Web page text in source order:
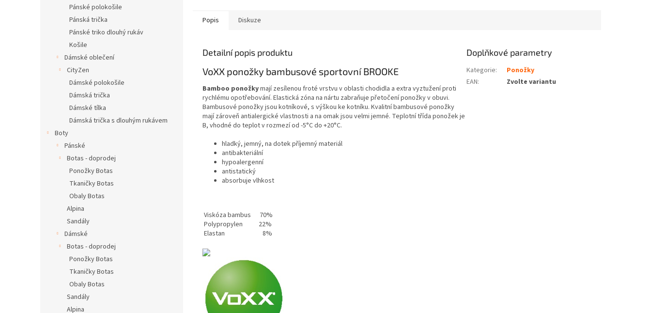
Pánské polokošile
Pánská trička
Pánské triko dlouhý rukáv
Košile
Dámské oblečení
CityZen
Dámské polokošile
Dámská trička
Dámské tílka
Dámská trička s dlouhým rukávem
Boty
Pánské
Botas - doprodej
Ponožky Botas
Tkaničky Botas
Obaly Botas
Alpina
Sandály
Dámské
Botas - doprodej
Ponožky Botas
Tkaničky Botas
Obaly Botas
Sandály
Alpina
Popis Diskuze
Detailní popis produktu
VoXX ponožky bambusové sportovní BROOKE
Bamboo ponožkymají zesílenou froté vrstvu v oblasti chodidla a extra vyztužení proti
rychlému opotřebování. Elastická zóna na nártu zabraňuje přetočení ponožky v obuvi.
Bambusové ponožky jsou kotníkové, s výškou ke kotníku. Kvalitní bambusové ponožky
mají zároveň antialergické vlastnosti a na omak jsou velmi jemné. Teplotní třída ponožek je
B, vhodné do teplot v rozmezí od -5°C do +20°C.
hladký, jemný, na dotek příjemný materiál
antibakteriální
hypoalergenní
antistatický
absorbuje vlhkost
Viskóza bambus 70%
Polypropylen 22%
Elastan 8%
Doplňkové parametry
Kategorie:
Ponožky
EAN: Zvolte variantu